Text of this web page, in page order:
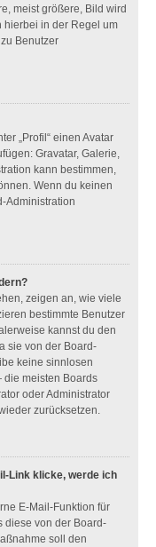
meist größere, Bild wird
hierbei in der Regel um
Benutzer
„Profil“ einen Avatar
Gravatar, Galerie,
kann bestimmen,
Wenn du keinen
Administration
zeigen an, wie viele
bestimmte Benutzer
kannst du den
sie von der Board-
keine sinnlosen
meisten Boards
oder Administrator
zurücksetzen.
Link klicke, werde ich
E-Mail-Funktion für
diese von der Board-
soll den